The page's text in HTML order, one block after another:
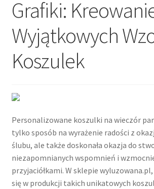
Grafiki:
Wyjątkowych
Koszulek
Personalizowane koszulki na wieczór
tylko sposób na wyrażenie radości z
ślubu, ale także doskonała okazja do
niezapomnianych wspomnień i
przyjaciółkami. W sklepie
się w produkcji takich unikatowych